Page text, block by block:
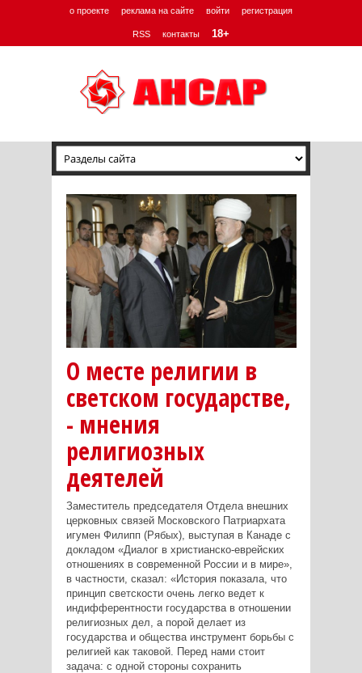
о проекте реклама на сайте войти регистрация
RSS контакты 18+
О месте религии в
светском государстве,
- мнения
религиозных
деятелей
Заместитель председателя Отдела внешних
церковных связей Московского Патриархата
игумен Филипп (Рябых), выступая в Канаде с
докладом «Диалог в христианско-еврейских
отношениях в современной России и в мире»,
в частности, сказал: «История показала, что
принцип светскости очень легко ведет к
индифферентности государства в отношении
религиозных дел, а порой делает из
государства и общества инструмент борьбы с
религией как таковой. Перед нами стоит
задача: с одной стороны сохранить